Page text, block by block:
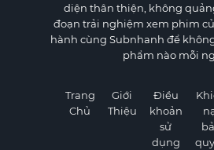
diện thân thiện, không
đoạn trải nghiệm xem phim
hành cùng Subnhanh để
phẩm nào mỗi
Trang
Chủ
Giới
Thiệu
Điều
khoản
sử
dụng